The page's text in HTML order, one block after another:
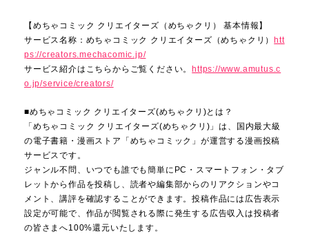
【めちゃコミック クリエイターズ（めちゃクリ） 基本情報】
サービス名称：めちゃコミック クリエイターズ（めちゃクリ）
htt
ps://creators.mechacomic.jp/
サービス紹介はこちらからご覧ください。
https://www.amutus.c
o.jp/service/creators/
■めちゃコミック クリエイターズ(めちゃクリ)とは？
「めちゃコミック クリエイターズ(めちゃクリ)」は、国内最大級
の電子書籍・漫画ストア「めちゃコミック」が運営する漫画投稿
サービスです。
ジャンル不問、いつでも誰でも簡単にPC・スマートフォン・タブ
レットから作品を投稿し、読者や編集部からのリアクションやコ
メント、講評を確認することができます。投稿作品には広告表示
設定が可能で、作品が閲覧される際に発生する広告収入は投稿者
の皆さまへ100%還元いたします。